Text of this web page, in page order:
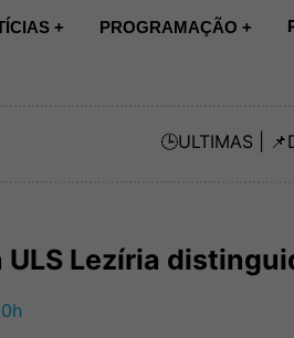
+ PROGRAMAÇÃO +
🕒ULTIMAS | 📌
ULS Lezíria